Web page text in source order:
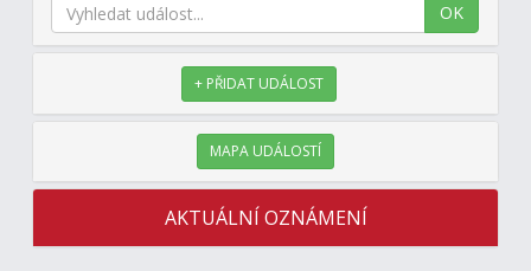
OK
+ PŘIDAT UDÁLOST
MAPA UDÁLOSTÍ
AKTUÁLNÍ OZNÁMENÍ